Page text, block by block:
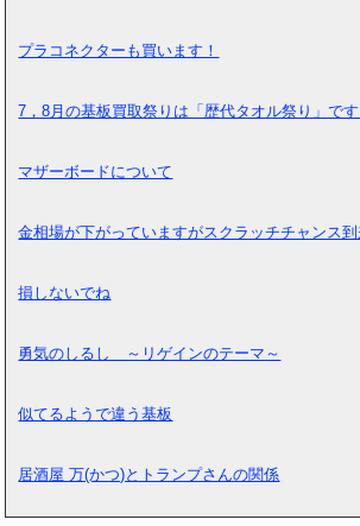
プラコネクターも買います！
7，8月の基板買取祭りは「歴代タオル祭り」です
マザーボードについて
金相場が下がっていますがスクラッチチャンス到
損しないでね
勇気のしるし ～リゲインのテーマ～
似てるようで違う基板
居酒屋 万(かつ)とトランプさんの関係